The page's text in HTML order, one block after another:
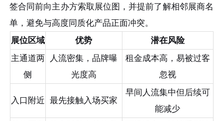
签合同前向主办方索取展位图，并提前了解相邻展商名
单，避免与高度同质化产品正面冲突。
展位区域
优势
潜在风险
主通道两
侧
人流密集，品牌曝
光度高
租金成本高，易被过客
忽视
入口附近 最先接触入场买家
早间人流集中但后续可
能减少